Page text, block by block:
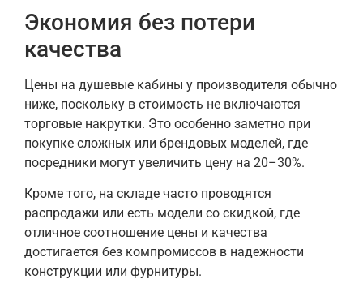
Экономия без потери
качества
Цены на душевые кабины у производителя обычно
ниже, поскольку в стоимость не включаются
торговые накрутки. Это особенно заметно при
покупке сложных или брендовых моделей, где
посредники могут увеличить цену на 20–30%.
Кроме того, на складе часто проводятся
распродажи или есть модели со скидкой, где
отличное соотношение цены и качества
достигается без компромиссов в надежности
конструкции или фурнитуры.